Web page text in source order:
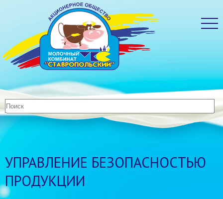
УПРАВЛЕНИЕ БЕЗОПАСНОСТЬЮ
ПРОДУКЦИИ